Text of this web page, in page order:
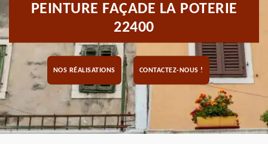
PEINTURE FAÇADE LA POTERIE
22400
NOS RÉALISATIONS CONTACTEZ-NOUS !